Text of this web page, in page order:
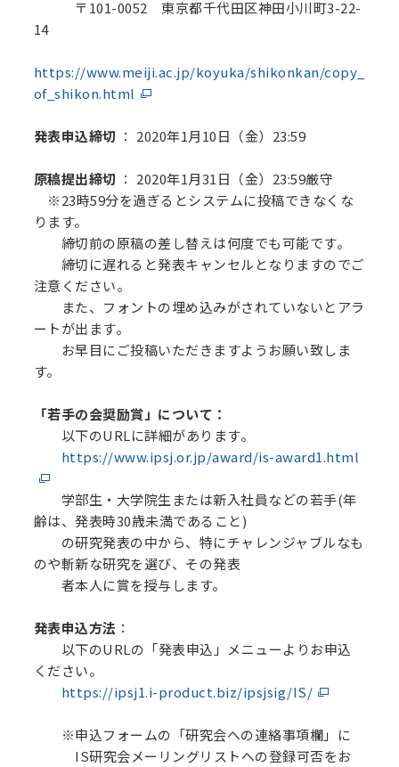
〒101-0052 東京都千代田区神田小川町3-22-
14
https://www.meiji.ac.jp/koyuka/shikonkan/copy_
of_shikon.html
発表申込締切 ： 2020年1月10日（金）23:59
原稿提出締切 ： 2020年1月31日（金）23:59厳守
※23時59分を過ぎるとシステムに投稿できなくな
ります。
締切前の原稿の差し替えは何度でも可能です。
締切に遅れると発表キャンセルとなりますのでご
注意ください。
また、フォントの埋め込みがされていないとアラ
ートが出ます。
お早目にご投稿いただきますようお願い致しま
す。
「若手の会奨励賞」について：
以下のURLに詳細があります。
https://www.ipsj.or.jp/award/is-award1.html
学部生・大学院生または新入社員などの若手(年
齢は、発表時30歳未満であること)
の研究発表の中から、特にチャレンジャブルなも
のや斬新な研究を選び、その発表
者本人に賞を授与します。
発表申込方法 ：
以下のURLの「発表申込」メニューよりお申込
ください。
https://ipsj1.i-product.biz/ipsjsig/IS/
※申込フォームの「研究会への連絡事項欄」に
IS研究会メーリングリストへの登録可否をお